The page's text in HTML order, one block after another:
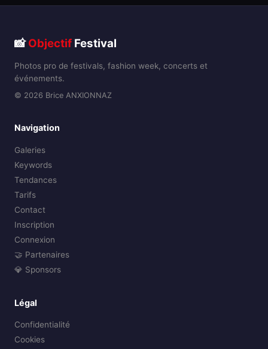
📸Objectif Festival
Photos pro de festivals, fashion week, concerts et
événements.
© 2026 Brice ANXIONNAZ
Navigation
Galeries
Keywords
Tendances
Tarifs
Contact
Inscription
Connexion
🤝 Partenaires
💎 Sponsors
Légal
Confidentialité
Cookies